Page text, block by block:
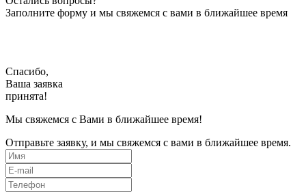
Заполните форму и мы свяжемся с вами в ближайшее время
Спасибо,
Ваша заявка
принята!
Мы свяжемся с Вами в ближайшее время!
Отправьте заявку, и мы свяжемся с вами в ближайшее время.